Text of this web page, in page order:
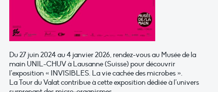
Du 27 juin 2024 au 4 janvier 2026, rendez-vous au Musée de la
main UNIL-CHUV à Lausanne (Suisse) pour découvrir
l’exposition « INVISIBLES. La vie cachée des microbes ».
La Tour du Valat contribue à cette exposition dédiée à l’univers